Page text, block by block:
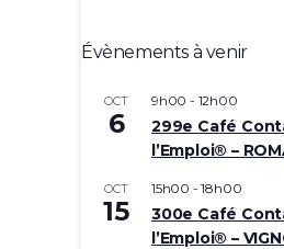
Évènements à venir
OCT
6
9h00 - 12h00
299e Café
l’Emploi® –
OCT
15
15h00 -18h00
300e Café
l’Emploi® –